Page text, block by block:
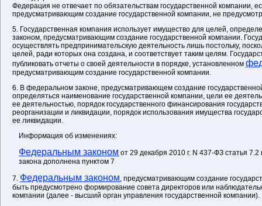
Федерация не отвечает по обязательствам государственной компании,
предусматривающим создание государственной компании, не
5. Государственная компания использует имущество для целей,
законом, предусматривающим создание государственной компании.
осуществлять предпринимательскую деятельность лишь постольку,
целей, ради которых она создана, и соответствует таким целям.
публиковать отчеты о своей деятельности в порядке, установленном
предусматривающим создание государственной компании.
6. В федеральном законе, предусматривающем создание
определяться наименование государственной компании, цели ее
ее деятельностью, порядок государственного финансирования
реорганизации и ликвидации, порядок использования имущества
ее ликвидации.
Информация об изменениях:
Федеральным законом от 29 декабря 2010 г. N 437-ФЗ статья
закона дополнена пунктом 7
7. Федеральным законом, предусматривающим создание
быть предусмотрено формирование совета директоров или
компании (далее - высший орган управления государственной компании).